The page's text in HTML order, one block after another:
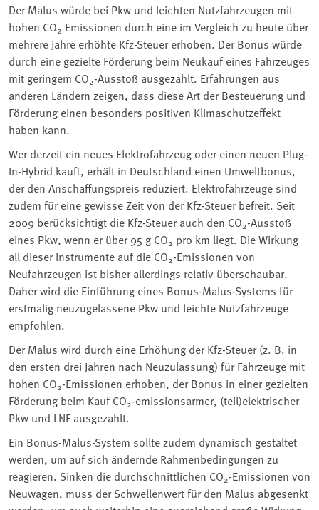
Der Malus würde bei Pkw und leichten Nutzfahrzeugen mit
hohen CO2 Emissionen durch eine im Vergleich zu heute über
mehrere Jahre erhöhte Kfz-Steuer erhoben. Der Bonus würde
durch eine gezielte Förderung beim Neukauf eines Fahrzeuges
mit geringem CO2-Ausstoß ausgezahlt. Erfahrungen aus
anderen Ländern zeigen, dass diese Art der Besteuerung und
Förderung einen besonders positiven Klimaschutzeffekt
haben kann.
Wer derzeit ein neues Elektrofahrzeug oder einen neuen Plug-
In-Hybrid kauft, erhält in Deutschland einen Umweltbonus,
der den Anschaffungspreis reduziert. Elektrofahrzeuge sind
zudem für eine gewisse Zeit von der Kfz-Steuer befreit. Seit
2009 berücksichtigt die Kfz-Steuer auch den CO2-Ausstoß
eines Pkw, wenn er über 95 g CO2 pro km liegt. Die Wirkung
all dieser Instrumente auf die CO2-Emissionen von
Neufahrzeugen ist bisher allerdings relativ überschaubar.
Daher wird die Einführung eines Bonus-Malus-Systems für
erstmalig neuzugelassene Pkw und leichte Nutzfahrzeuge
empfohlen.
Der Malus wird durch eine Erhöhung der Kfz-Steuer (z. B. in
den ersten drei Jahren nach Neuzulassung) für Fahrzeuge mit
hohen CO2-Emissionen erhoben, der Bonus in einer gezielten
Förderung beim Kauf CO2-emissionsarmer, (teil)elektrischer
Pkw und LNF ausgezahlt.
Ein Bonus-Malus-System sollte zudem dynamisch gestaltet
werden, um auf sich ändernde Rahmenbedingungen zu
reagieren. Sinken die durchschnittlichen CO2-Emissionen von
Neuwagen, muss der Schwellenwert für den Malus abgesenkt